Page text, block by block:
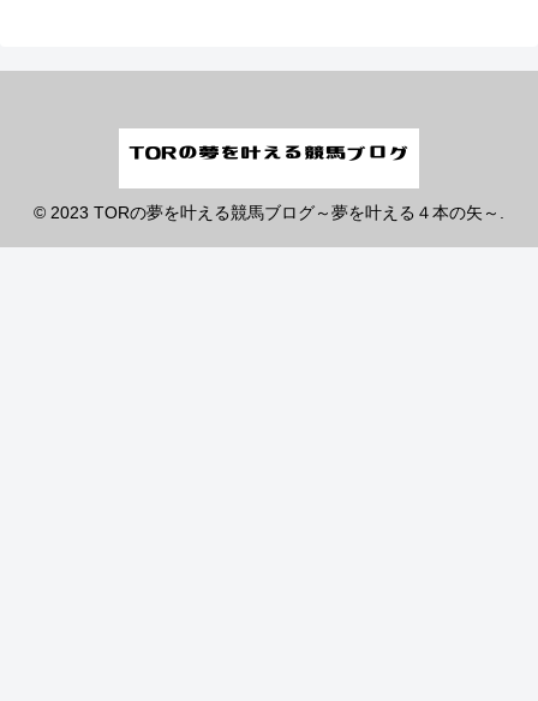
© 2023 TORの夢を叶える競馬ブログ～夢を叶える４本の矢～.